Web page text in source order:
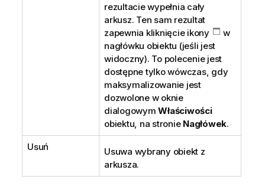
rezultacie wypełnia cały
arkusz. Ten sam rezultat
zapewnia kliknięcie ikony
w
nagłówku obiektu (jeśli jest
widoczny). To polecenie jest
dostępne tylko wówczas, gdy
maksymalizowanie jest
dozwolone w oknie
dialogowymWłaściwości
obiektu, na stronie Nagłówek.
Usuń
Usuwa wybrany obiekt z
arkusza.